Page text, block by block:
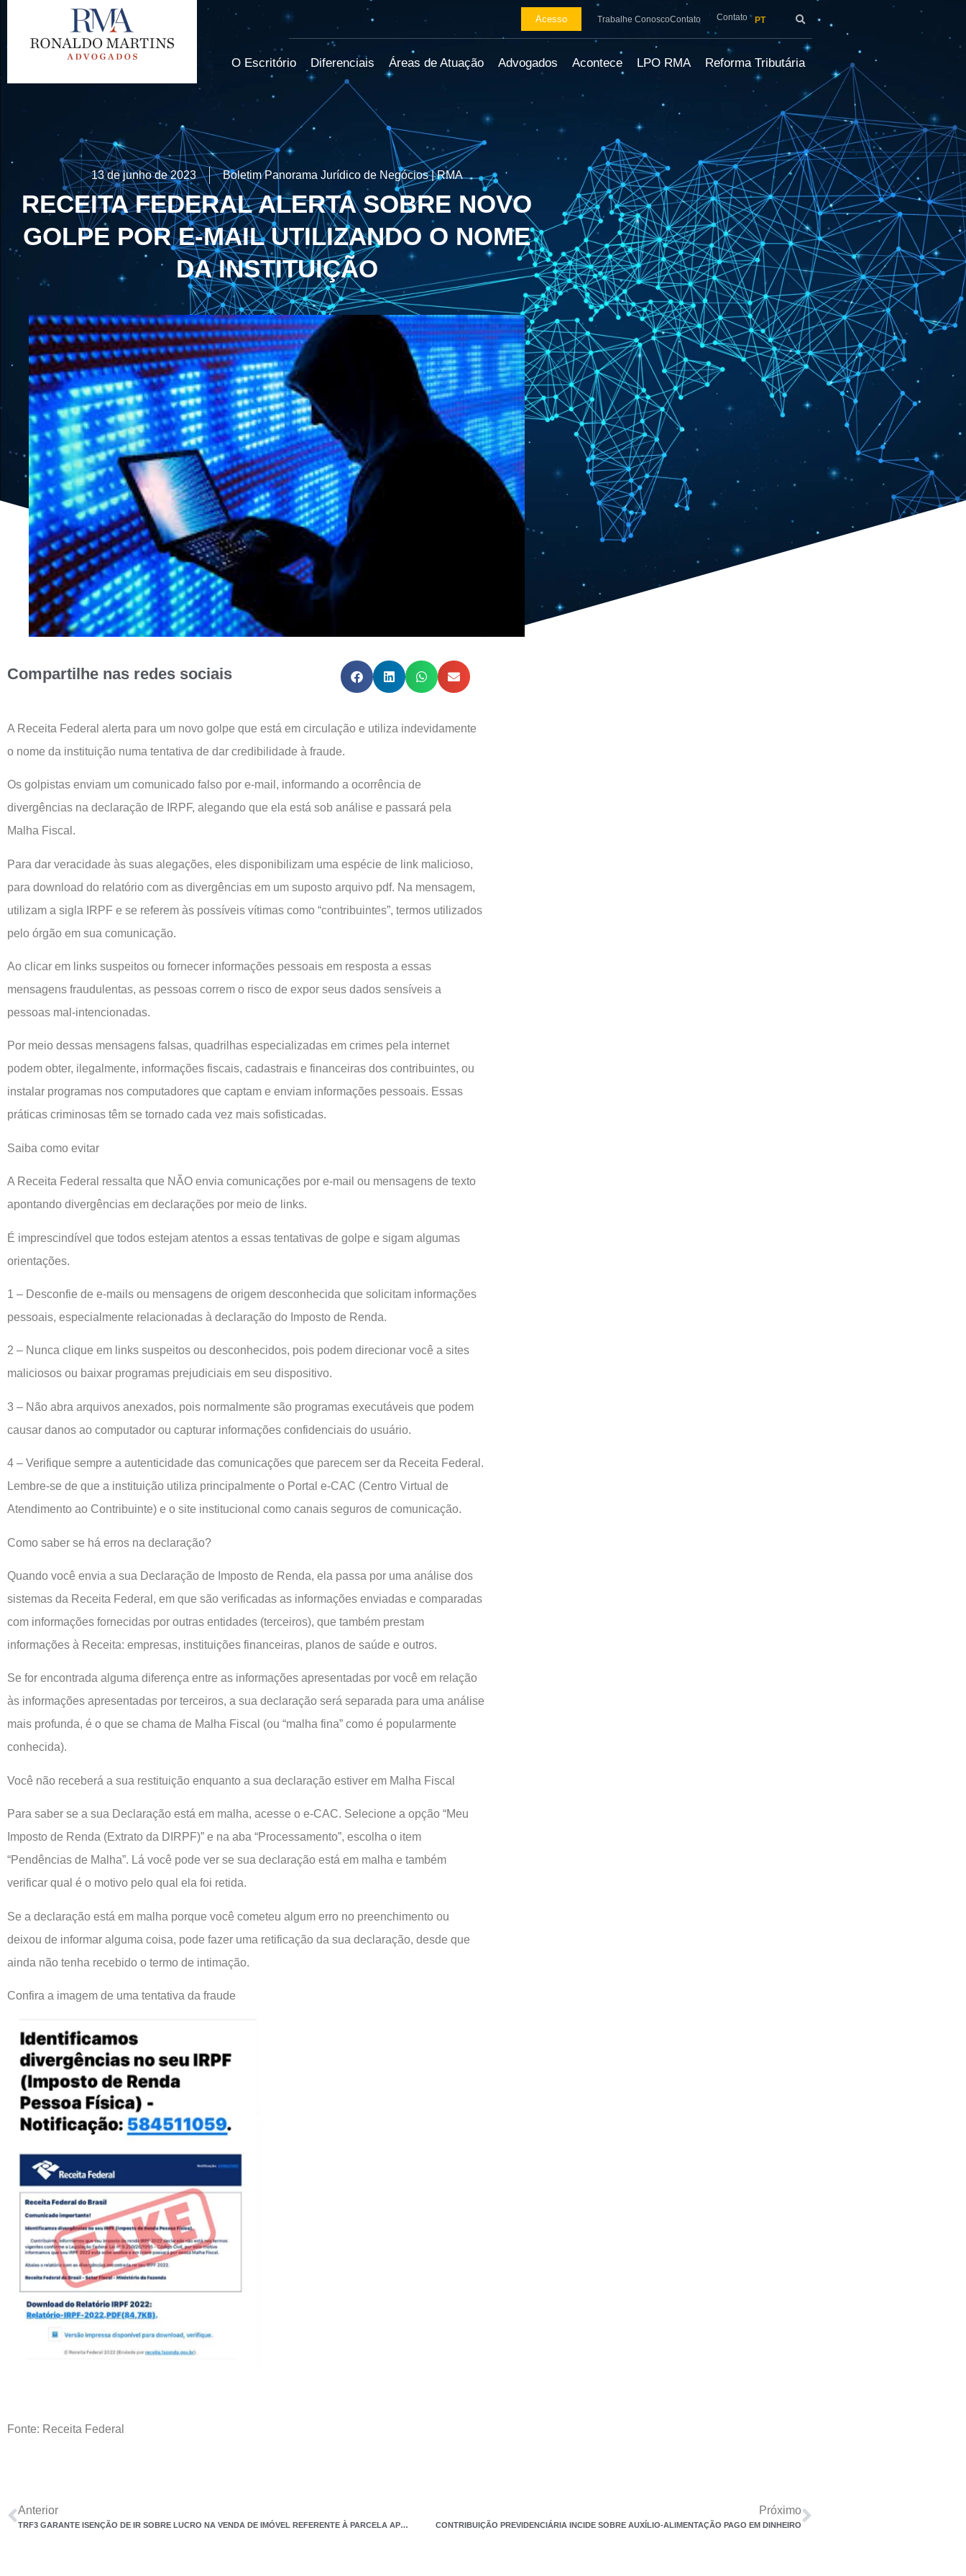
Acesso Trabalhe ConoscoContato Contato PT
O Escritório Diferenciais Áreas de Atuação Advogados Acontece LPO RMA Reforma Tributária
13 de junho de 2023 Boletim Panorama Jurídico de Negócios | RMA
RECEITA FEDERAL ALERTA SOBRE NOVO
GOLPE POR E-MAIL UTILIZANDO O NOME
DA INSTITUIÇÃO
Compartilhe nas redes sociais
A Receita Federal alerta para um novo golpe que está em circulação e utiliza indevidamente
o nome da instituição numa tentativa de dar credibilidade à fraude.
Os golpistas enviam um comunicado falso por e-mail, informando a ocorrência de
divergências na declaração de IRPF, alegando que ela está sob análise e passará pela
Malha Fiscal.
Para dar veracidade às suas alegações, eles disponibilizam uma espécie de link malicioso,
para download do relatório com as divergências em um suposto arquivo pdf. Na mensagem,
utilizam a sigla IRPF e se referem às possíveis vítimas como “contribuintes”, termos utilizados
pelo órgão em sua comunicação.
Ao clicar em links suspeitos ou fornecer informações pessoais em resposta a essas
mensagens fraudulentas, as pessoas correm o risco de expor seus dados sensíveis a
pessoas mal-intencionadas.
Por meio dessas mensagens falsas, quadrilhas especializadas em crimes pela internet
podem obter, ilegalmente, informações fiscais, cadastrais e financeiras dos contribuintes, ou
instalar programas nos computadores que captam e enviam informações pessoais. Essas
práticas criminosas têm se tornado cada vez mais sofisticadas.
Saiba como evitar
A Receita Federal ressalta que NÃO envia comunicações por e-mail ou mensagens de texto
apontando divergências em declarações por meio de links.
É imprescindível que todos estejam atentos a essas tentativas de golpe e sigam algumas
orientações.
1 – Desconfie de e-mails ou mensagens de origem desconhecida que solicitam informações
pessoais, especialmente relacionadas à declaração do Imposto de Renda.
2 – Nunca clique em links suspeitos ou desconhecidos, pois podem direcionar você a sites
maliciosos ou baixar programas prejudiciais em seu dispositivo.
3 – Não abra arquivos anexados, pois normalmente são programas executáveis que podem
causar danos ao computador ou capturar informações confidenciais do usuário.
4 – Verifique sempre a autenticidade das comunicações que parecem ser da Receita Federal.
Lembre-se de que a instituição utiliza principalmente o Portal e-CAC (Centro Virtual de
Atendimento ao Contribuinte) e o site institucional como canais seguros de comunicação.
Como saber se há erros na declaração?
Quando você envia a sua Declaração de Imposto de Renda, ela passa por uma análise dos
sistemas da Receita Federal, em que são verificadas as informações enviadas e comparadas
com informações fornecidas por outras entidades (terceiros), que também prestam
informações à Receita: empresas, instituições financeiras, planos de saúde e outros.
Se for encontrada alguma diferença entre as informações apresentadas por você em relação
às informações apresentadas por terceiros, a sua declaração será separada para uma análise
mais profunda, é o que se chama de Malha Fiscal (ou “malha fina” como é popularmente
conhecida).
Você não receberá a sua restituição enquanto a sua declaração estiver em Malha Fiscal
Para saber se a sua Declaração está em malha, acesse o e-CAC. Selecione a opção “Meu
Imposto de Renda (Extrato da DIRPF)” e na aba “Processamento”, escolha o item
“Pendências de Malha”. Lá você pode ver se sua declaração está em malha e também
verificar qual é o motivo pelo qual ela foi retida.
Se a declaração está em malha porque você cometeu algum erro no preenchimento ou
deixou de informar alguma coisa, pode fazer uma retificação da sua declaração, desde que
ainda não tenha recebido o termo de intimação.
Confira a imagem de uma tentativa da fraude
Fonte: Receita Federal
Anterior
TRF3 GARANTE ISENÇÃO DE IR SOBRE LUCRO NA VENDA DE IMÓVEL REFERENTE À PARCELA APLICADA NA AQUISIÇÃO DE OUTRO
Próximo
CONTRIBUIÇÃO PREVIDENCIÁRIA INCIDE SOBRE AUXÍLIO-ALIMENTAÇÃO PAGO EM DINHEIRO